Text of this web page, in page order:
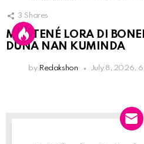
3 Shares
MANTENÉ LORA DI
DUNA NAN KUMINDA
by Redakshon July 8, 2026,